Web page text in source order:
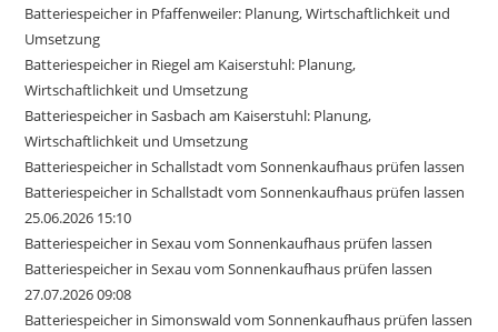
Batteriespeicher in Pfaffenweiler: Planung, Wirtschaftlichkeit und
Umsetzung
Batteriespeicher in Riegel am Kaiserstuhl: Planung,
Wirtschaftlichkeit und Umsetzung
Batteriespeicher in Sasbach am Kaiserstuhl: Planung,
Wirtschaftlichkeit und Umsetzung
Batteriespeicher in Schallstadt vom Sonnenkaufhaus prüfen lassen
Batteriespeicher in Schallstadt vom Sonnenkaufhaus prüfen lassen
25.06.2026 15:10
Batteriespeicher in Sexau vom Sonnenkaufhaus prüfen lassen
Batteriespeicher in Sexau vom Sonnenkaufhaus prüfen lassen
27.07.2026 09:08
Batteriespeicher in Simonswald vom Sonnenkaufhaus prüfen lassen